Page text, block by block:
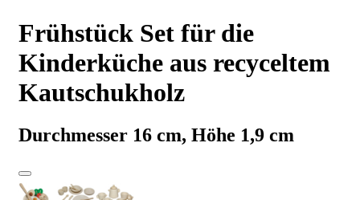
Frühstück Set für die
Kinderküche aus recyceltem
Kautschukholz
Durchmesser 16 cm, Höhe 1,9 cm